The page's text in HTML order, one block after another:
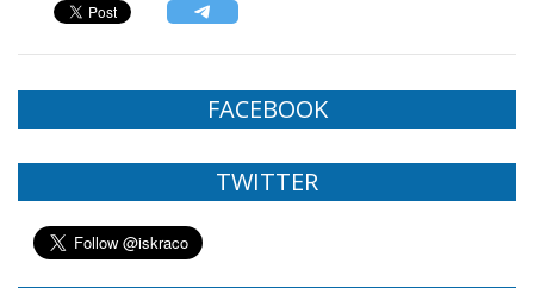
FACEBOOK
TWITTER